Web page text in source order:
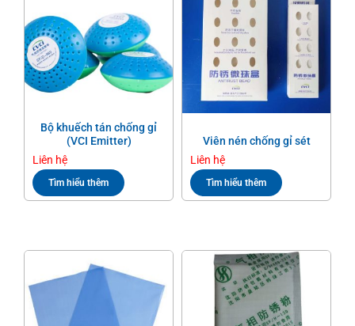
Bộ khuếch tán chống gỉ
(VCI Emitter)
Liên hệ
Tìm hiểu thêm
Viên nén chống gỉ sét
Liên hệ
Tìm hiểu thêm